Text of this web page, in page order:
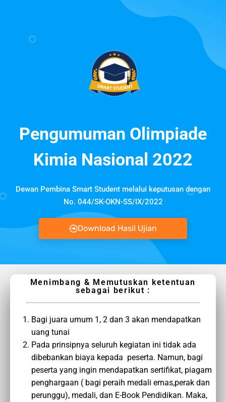
Pengumuman Olimpiade
Kimia Nasional 2022
Dewan Pembina Smart Student melalui keputusan dengan
No. 044/SK-OKN-SS/IX/2022
Download Hasil Ujian
Menimbang & Memutuskan ketentuan
sebagai berikut :
Bagi juara umum 1, 2 dan 3 akan mendapatkan
uang tunai
Pada prinsipnya seluruh kegiatan ini tidak ada
dibebankan biaya kepada peserta. Namun, bagi
peserta yang ingin mendapatkan sertifikat, piagam
penghargaan ( bagi peraih medali emas,perak dan
perunggu), medali, dan E-Book Pendidikan. Maka,